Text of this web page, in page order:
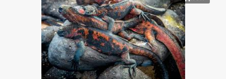
Подробнее
Получить консультацию по туру